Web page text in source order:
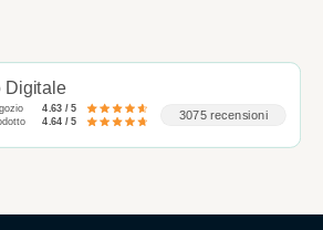
Digitale
4.63 / 5
4.64 / 5 3075 recensioni